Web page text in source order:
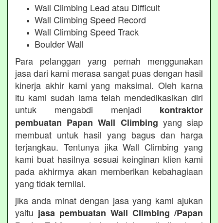
Wall Climbing Lead atau Difficult
Wall Climbing Speed Record
Wall Climbing Speed Track
Boulder Wall
Para pelanggan yang pernah menggunakan
jasa dari kami merasa sangat puas dengan hasil
kinerja akhir kami yang maksimal. Oleh karna
itu kami sudah lama telah mendedikasikan diri
untuk mengabdi menjadi kontraktor
pembuatan Papan Wall Climbing yang siap
membuat untuk hasil yang bagus dan harga
terjangkau. Tentunya jika Wall Climbing yang
kami buat hasilnya sesuai keinginan klien kami
pada akhirmya akan memberikan kebahagiaan
yang tidak ternilai.
jika anda minat dengan jasa yang kami ajukan
yaitu jasa pembuatan Wall Climbing /Papan